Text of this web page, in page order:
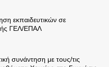
εκπαιδευτικών σε
ΓΕΛ/ΕΠΑΛ
συνάντηση με τους/τις